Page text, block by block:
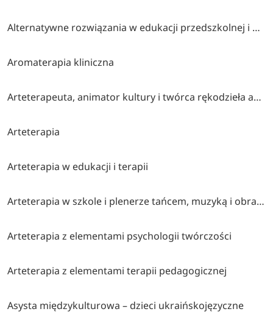
Alternatywne rozwiązania w edukacji przedszkolnej i wczesnoszkolnej
Aromaterapia kliniczna
Arteterapeuta, animator kultury i twórca rękodzieła artystycznego
Arteterapia
Arteterapia w edukacji i terapii
Arteterapia w szkole i plenerze tańcem, muzyką i obrazem malowana (współorganizatorzy stowarzyszenie twórcze brzózki, cen bydgoszcz, klub myśli twórczej akp bydgoszcz)
Arteterapia z elementami psychologii twórczości
Arteterapia z elementami terapii pedagogicznej
Asysta międzykulturowa – dzieci ukraińskojęzyczne